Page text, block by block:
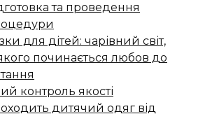
та проведення
для дітей: чарівний світ,
якого починається любов до
контроль якості
дитячий одяг від